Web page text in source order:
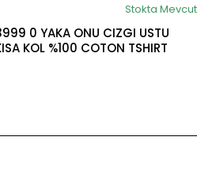
Stokta Mevcut
0 YAKA ONU CIZGI USTU
JACK JONES YAZILI KISA KOL %100 COTON TSHIRT